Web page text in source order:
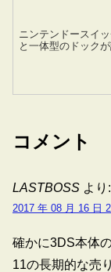
ニンテンドースイ
と一体型のドック
コメント
LASTBOSS より:
2017 年 08 月 16 日
確かに3DS本体
11の長期的な売